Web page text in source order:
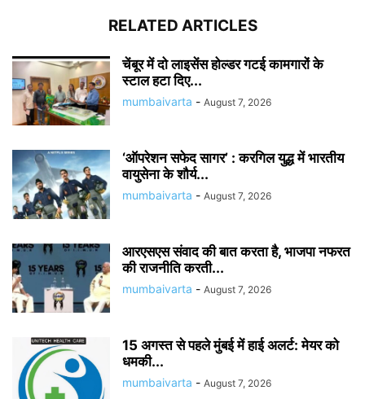
RELATED ARTICLES
चेंबूर में दो लाइसेंस होल्डर गटई कामगारों के
स्टाल हटा दिए...
mumbaivarta - August 7, 2026
‘ऑपरेशन सफेद सागर’ : करगिल युद्ध में भारतीय
वायुसेना के शौर्य...
mumbaivarta - August 7, 2026
आरएसएस संवाद की बात करता है, भाजपा नफरत
की राजनीति करती...
mumbaivarta - August 7, 2026
15 अगस्त से पहले मुंबई में हाई अलर्ट: मेयर को
धमकी...
mumbaivarta - August 7, 2026